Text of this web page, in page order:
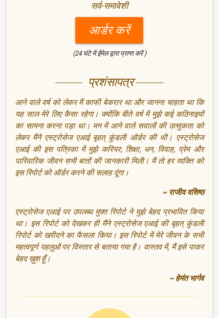
सर्व-समावेशी
आर्डर करें
(24 घंटे में ईमेल द्वारा प्राप्त करें )
प्रशंसापत्र
आने वाले वर्ष को लेकर मैं काफी बेकरार था और जानना चाहता था कि
यह साल मेरे लिए कैसा रहेगा। क्योंकि बीते वर्ष में मुझे कई कठिनाइयों
का सामना करना पड़ा था। मन में आने वाले सवालों की उत्सुकता को
लेकर मैंने एस्ट्रोसेज एआई बृहत् कुंडली ऑर्डर की थी। एस्ट्रोसेज
एआई की इस पत्रिका में मुझे करियर, शिक्षा, धन, विवाह, प्रेम और
पारिवारिक जीवन सभी बातों की जानकारी मिली। मैं तो हर व्यक्ति को
इस रिपोर्ट को ऑर्डर करने की सलाह दूंगा।
~ राजीव वशिष्ठ
एस्ट्रोसेज एआई पर उपलब्ध मुफ़्त रिपोर्ट ने मुझे बेहद प्रभावित किया
था। इस रिपोर्ट को देखकर ही मैंने एस्ट्रोसेज एआई की बृहत् कुंडली
रिपोर्ट को खरीदने का फैसला किया। इस रिपोर्ट में मेरे जीवन के सभी
महत्वपूर्ण पहलुओं पर विस्तार से बताया गया है। वास्तव में, मैं इसे पाकर
बेहद ख़ुश हूँ।
~ हेमंत भार्गव